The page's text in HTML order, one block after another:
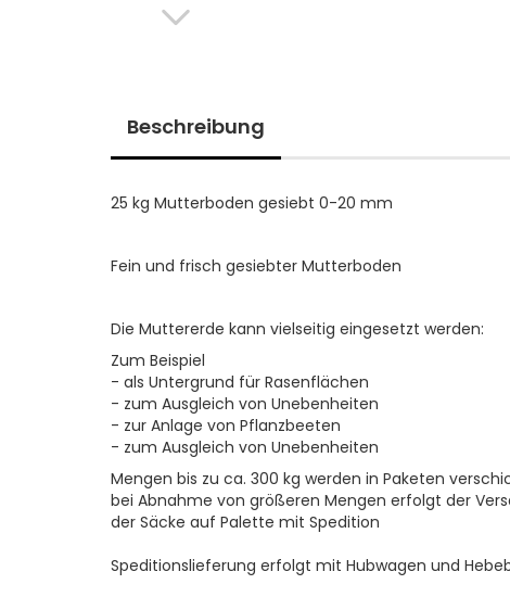
Beschreibung
25 kg Mutterboden gesiebt 0-20 mm
Fein und frisch gesiebter Mutterboden
Die Muttererde kann vielseitig eingesetzt werden:
Zum Beispiel
- als Untergrund für Rasenflächen
- zum Ausgleich von Unebenheiten
- zur Anlage von Pflanzbeeten
- zum Ausgleich von Unebenheiten
Mengen bis zu ca. 300 kg werden in Paketen
bei Abnahme von größeren Mengen erfolgt der
der Säcke auf Palette mit Spedition
Speditionslieferung erfolgt mit Hubwagen und